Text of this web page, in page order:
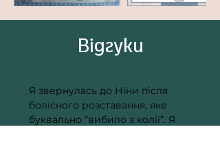
Вiдгуки
Я звернулась до Ніни після
болісного розставання, яке
буквально “вибило з колії”. Я